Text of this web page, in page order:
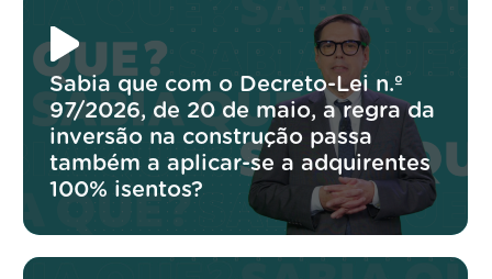
Sabia que com o Decreto-Lei n.º
97/2026, de 20 de maio, a regra da
inversão na construção passa
também a aplicar-se a adquirentes
100% isentos?